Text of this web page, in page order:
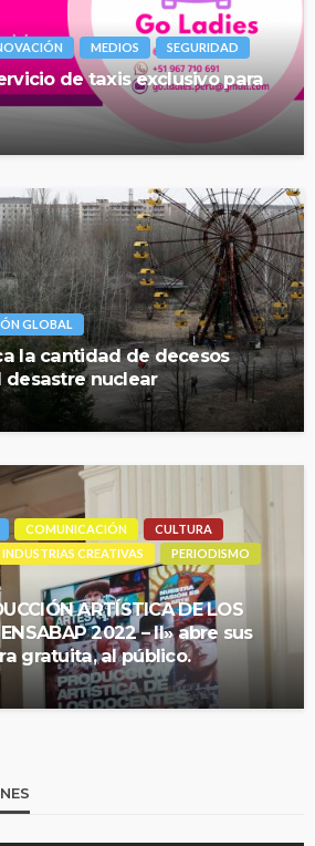
MEDIOS SEGURIDAD
de taxis exclusivo para
GLOBAL
la cantidad de decesos
desastre nuclear
COMUNICACIÓN
CULTURA
INDUSTRIAS CREATIVAS
PERIODISMO
ARTÍSTICA DE LOS
2022 – II» abre sus
gratuita, al público.